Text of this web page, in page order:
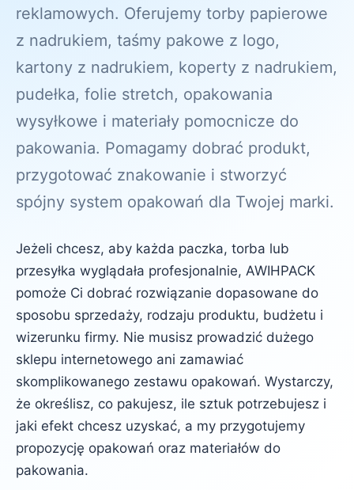
reklamowych. Oferujemy torby papierowe
z nadrukiem, taśmy pakowe z logo,
kartony z nadrukiem, koperty z nadrukiem,
pudełka, folie stretch, opakowania
wysyłkowe i materiały pomocnicze do
pakowania. Pomagamy dobrać produkt,
przygotować znakowanie i stworzyć
spójny system opakowań dla Twojej marki.
Jeżeli chcesz, aby każda paczka, torba lub
przesyłka wyglądała profesjonalnie, AWIHPACK
pomoże Ci dobrać rozwiązanie dopasowane do
sposobu sprzedaży, rodzaju produktu, budżetu i
wizerunku firmy. Nie musisz prowadzić dużego
sklepu internetowego ani zamawiać
skomplikowanego zestawu opakowań. Wystarczy,
że określisz, co pakujesz, ile sztuk potrzebujesz i
jaki efekt chcesz uzyskać, a my przygotujemy
propozycję opakowań oraz materiałów do
pakowania.